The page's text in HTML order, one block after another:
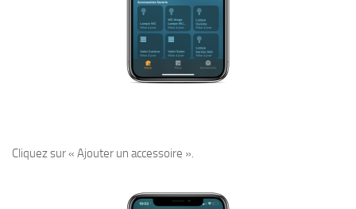
Cliquez sur « Ajouter un accessoire ».